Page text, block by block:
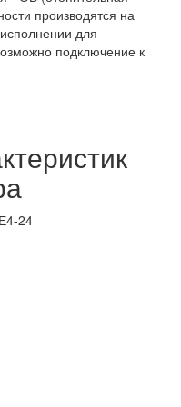
производятся на
для
подключение к
24